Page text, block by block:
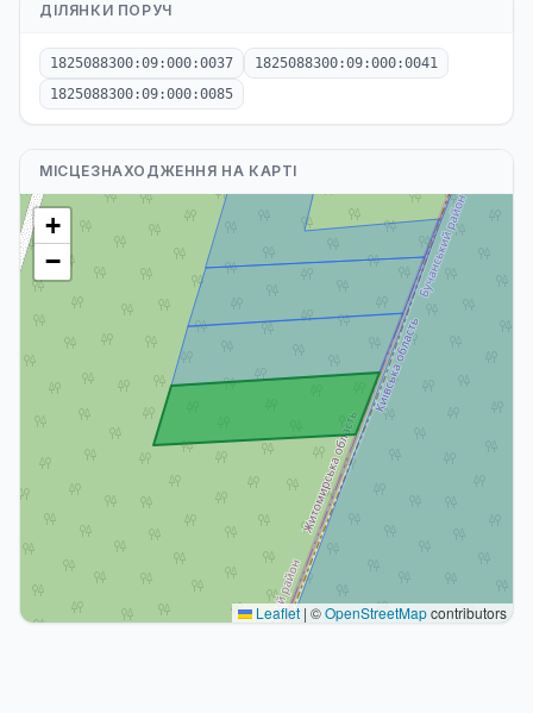
ДІЛЯНКИ ПОРУЧ
1825088300:09:000:0037
1825088300:09:000:0041
1825088300:09:000:0085
МІСЦЕЗНАХОДЖЕННЯ НА КАРТІ
+
−
Leaflet | ©OpenStreetMapcontributors